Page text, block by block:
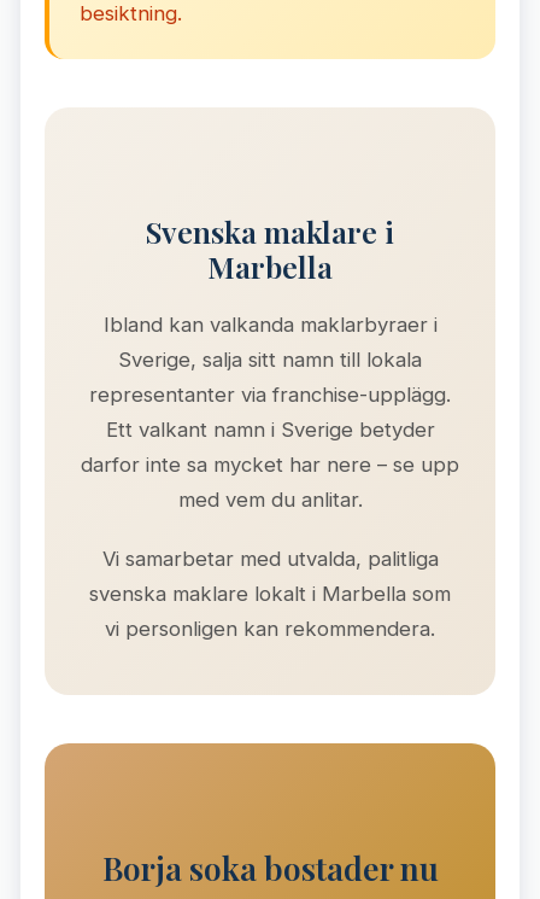
besiktning.
Svenska maklare i
Marbella
Ibland kan valkanda maklarbyraer i
Sverige, salja sitt namn till lokala
representanter via franchise-upplägg.
Ett valkant namn i Sverige betyder
darfor inte sa mycket har nere – se upp
med vem du anlitar.
Vi samarbetar med utvalda, palitliga
svenska maklare lokalt i Marbella som
vi personligen kan rekommendera.
Borja soka bostader nu